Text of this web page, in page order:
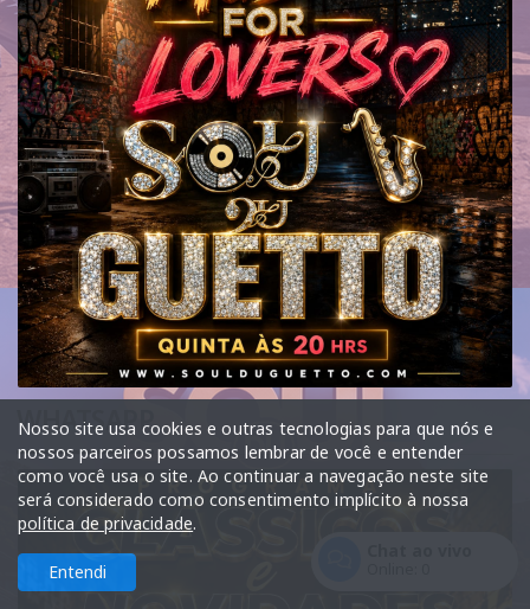
WHATSAPP
Nosso site usa cookies e outras tecnologias para que nós e
nossos parceiros possamos lembrar de você e entender
como você usa o site. Ao continuar a navegação neste site
será considerado como consentimento implícito à nossa
política de privacidade.
Entendi